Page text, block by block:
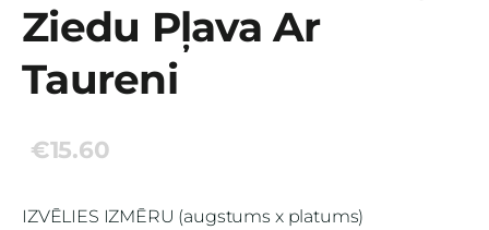
Ziedu Pļava Ar
Taureni
€15.60
IZVĒLIES IZMĒRU (augstums x platums)